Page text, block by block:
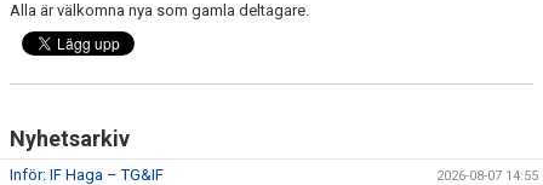
MATCHER
PLANSCHEMA
Alla är välkomna nya som gamla deltagare.
Nyhetsarkiv
Inför: IF Haga – TG&IF 2026-08-07 14:55